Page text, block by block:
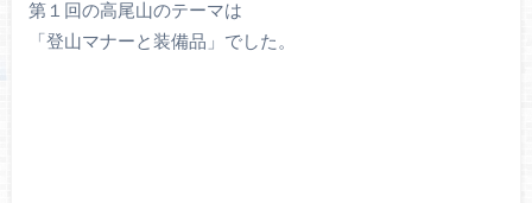
第１回の高尾山のテーマは
「登山マナーと装備品」でした。